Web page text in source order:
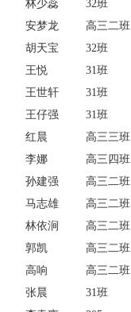
林少蕊 32班
安梦龙 高三二班
胡天宝 32班
王悦 31班
王世轩 31班
王仔强 31班
红晨 高三三班
李娜 高三四班
孙建强 高三二班
马志雄 高三二班
林依涧 高三二班
郭凯 高三二班
高响 高三二班
张晨 31班